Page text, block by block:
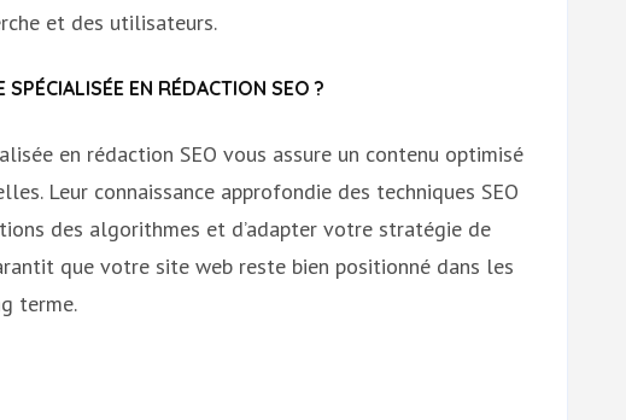
et des utilisateurs.
EN RÉDACTION SEO ?
en rédaction SEO vous assure un contenu optimisé
Leur connaissance approfondie des techniques SEO
des algorithmes et d’adapter votre stratégie de
que votre site web reste bien positionné dans les
terme.